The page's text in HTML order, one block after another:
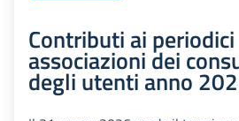
Contributi ai
associazioni dei
degli utenti anno